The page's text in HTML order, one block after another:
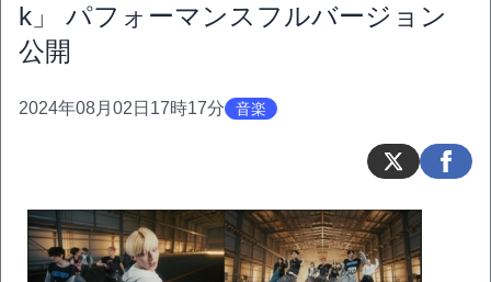
k」 パフォーマンスフルバージョン
公開
2024年08月02日17時17分 音楽